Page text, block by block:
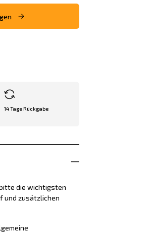
14 Tage Rückgabe
die wichtigsten
und zusätzlichen